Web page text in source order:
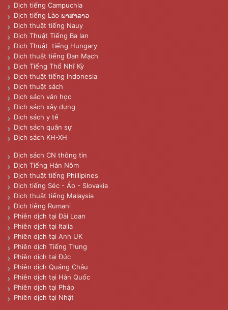
Dịch tiếng Campuchia
Dịch tiếng Lào ພາສາລາວ
Dịch thuật tiếng Nauy
Dịch Thuật Tiếng Ba lan
Dịch Thuật tiếng Hungary
Dịch thuật tiếng Đan Mạch
Dịch Tiếng Thổ Nhĩ Kỳ
Dịch thuật tiếng Indonesia
Dịch thuật sách
Dịch sách văn học
Dịch sách xây dựng
Dịch sách y tế
Dịch sách quân sự
Dịch sách KH-XH
Dịch sách CN thông tin
Dịch Tiếng Hán Nôm
Dịch thuật tiếng Phillipines
Dịch tiếng Séc - Áo - Slovakia
Dịch thuật tiếng Malaysia
Dịch tiếng Rumani
Phiên dịch tại Đài Loan
Phiên dịch tại Italia
Phiên dịch tại Anh UK
Phiên dịch Tiếng Trung
Phiên dịch tại Đức
Phiên dịch Quảng Châu
Phiên dịch tại Hàn Quốc
Phiên dịch tại Pháp
Phiên dịch tại Nhật